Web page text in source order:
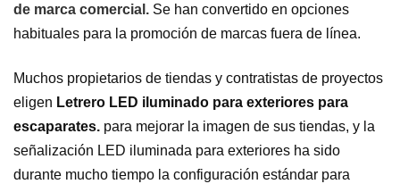
de marca comercial. Se han convertido en opciones
habituales para la promoción de marcas fuera de línea.
Muchos propietarios de tiendas y contratistas de proyectos
eligen Letrero LED iluminado para exteriores para
escaparates. para mejorar la imagen de sus tiendas, y la
señalización LED iluminada para exteriores ha sido
durante mucho tiempo la configuración estándar para